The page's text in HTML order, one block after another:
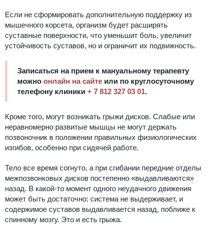
Если не сформировать дополнительную поддержку из
мышечного корсета, организм будет расширять
суставные поверхности, что уменьшит боль, увеличит
устойчивость суставов, но и ограничит их подвижность.
Записаться на прием к мануальному терапевту
можно онлайн на сайте или по круглосуточному
телефону клиники + 7 812 327 03 01.
Кроме того, могут возникать грыжи дисков. Слабые или
неравномерно развитые мышцы не могут держать
позвоночник в положении правильных физиологических
изгибов, особенно при сидячей работе.
Тело все время согнуто, а при сгибании передние отделы
межпозвонковых дисков постепенно «выдавливаются»
назад. В какой-то момент одного неудачного движения
может быть достаточно: система не выдерживает, и
содержимое суставов выдавливается назад, поближе к
спинному мозгу. Это и есть грыжа.